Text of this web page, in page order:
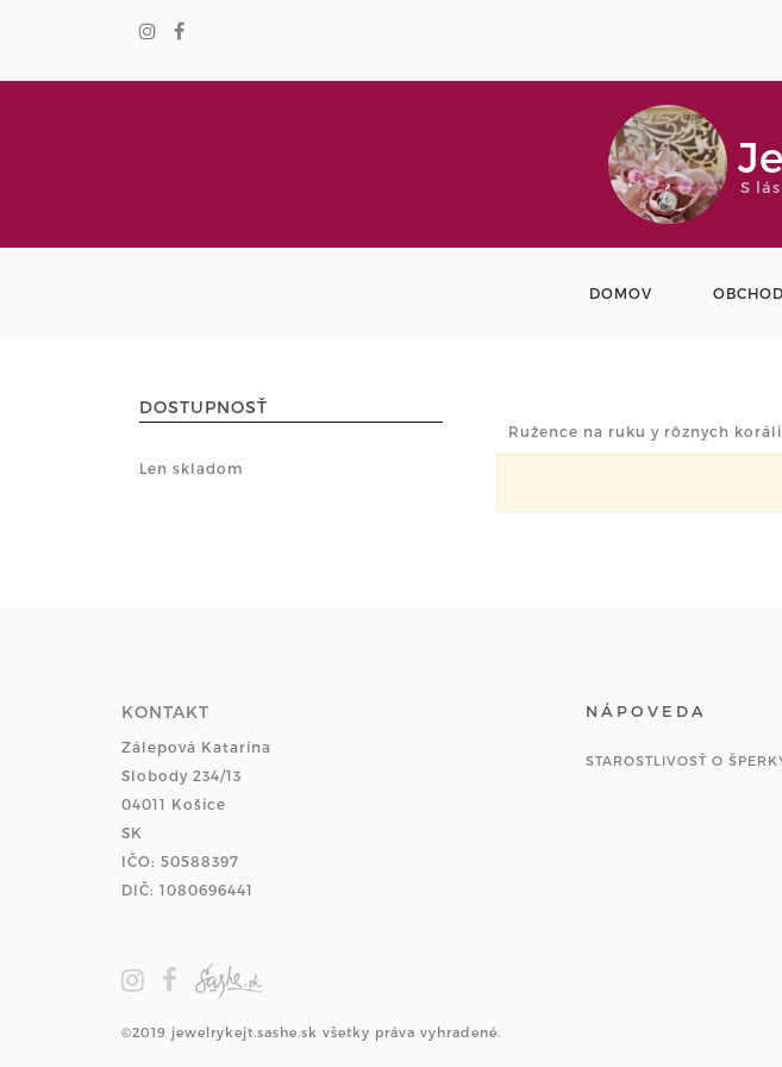
S
DOMOV OBCHOD
DOSTUPNOSŤ
Len skladom
Ružence na ruku y rôznych
KONTAKT
Zálepová Katarína
Slobody 234/13
04011 Košice
SK
IČO: 50588397
DIČ: 1080696441
NÁPOVEDA
STAROSTLIVOSŤ O
©2019 jewelrykejt.sashe.sk všetky práva vyhradené.